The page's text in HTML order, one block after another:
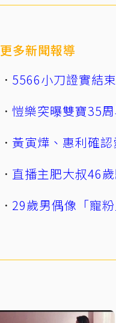
更多新聞報導
5566小刀證實結
愷樂突曝雙寶35
黃寅燁、惠利確
直播主肥大叔46
29歲男偶像「寵